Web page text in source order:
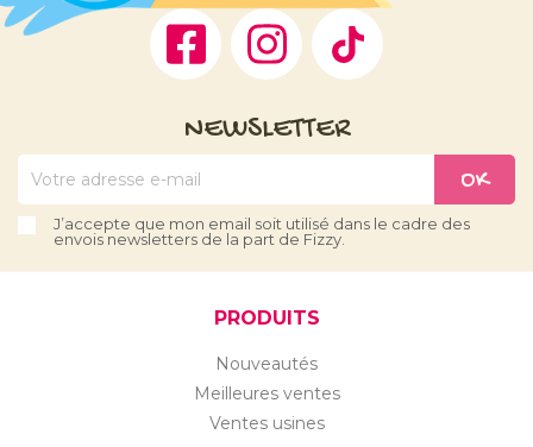
Facebook Instagram
NEWSLETTER
J’accepte que mon email soit utilisé dans le cadre des
envois newsletters de la part de Fizzy.
PRODUITS
Nouveautés
Meilleures ventes
Ventes usines